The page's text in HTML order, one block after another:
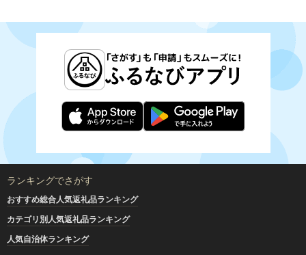
ランキングでさがす
おすすめ総合人気返礼品ランキング
カテゴリ別人気返礼品ランキング
人気自治体ランキング